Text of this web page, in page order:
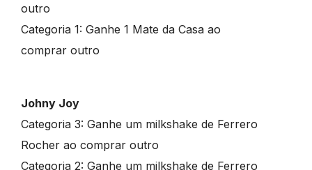
outro
Categoria 1: Ganhe 1 Mate da Casa ao
comprar outro
Johny Joy
Categoria 3: Ganhe um milkshake de Ferrero
Rocher ao comprar outro
Categoria 2: Ganhe um milkshake de Ferrero